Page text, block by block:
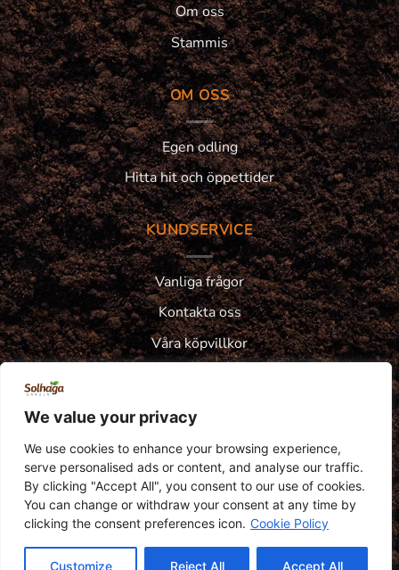
We value your privacy
We use cookies to enhance your browsing experience,
serve personalised ads or content, and analyse our traffic.
By clicking "Accept All", you consent to our use of cookies.
You can change or withdraw your consent at any time by
clicking the consent preferences icon. Cookie Policy
Customize Reject All Accept All
Om oss
Stammis
OM OSS
Egen odling
Hitta hit och öppettider
KUNDSERVICE
Vanliga frågor
Kontakta oss
Våra köpvillkor
© 2026Lars Åkessons Handelsträdgård AB · Orgnr. 556505-